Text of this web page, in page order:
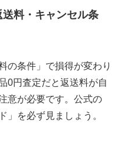
料・キャンセル条
の条件」で損得が変わり
0円査定だと返送料が自
意が必要です。公式の
」を必ず見ましょう。